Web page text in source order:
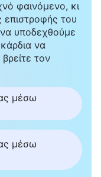
για το
τα ίδια χωρίς
μου, θα
το πότισμα
το κάνω, τότε
έχουν όλοι για
μυαλό αυτή η
και σκέφτηκα:
τόσο
φαινόμενο, κι
επιστροφής του
υποδεχθούμε
να
τον
μέσω
μέσω